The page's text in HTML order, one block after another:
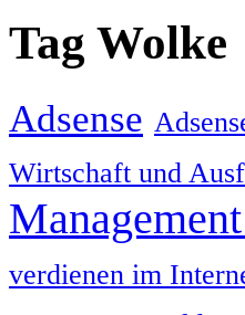
Tag Wolke
Adsense
Wirtschaft und
verdienen im